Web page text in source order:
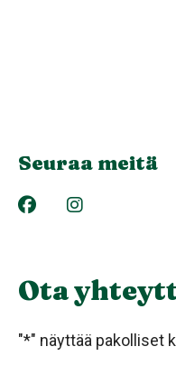
Seuraa meitä
Ota
"*" näyttää pakolliset